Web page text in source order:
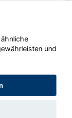
- 2026
und